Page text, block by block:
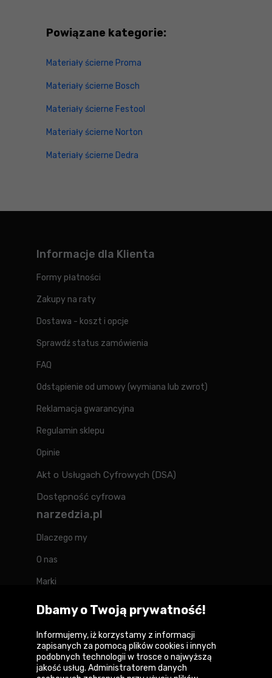
Powiązane kategorie:
Materiały ścierne Proma
Materiały ścierne Bosch
Materiały ścierne Festool
Materiały ścierne Norton
Materiały ścierne Dedra
Informacje dla Klienta
Formy płatności
Zakupy na raty
Dostawa - koszt i opcje
Sprawdź status zamówienia
FAQ
Odstąpienie od umowy (wymiana lub zwrot)
Reklamacja gwarancyjna
Regulamin sklepu
Opinie
Akt o Usługach Cyfrowych (DSA)
Dostępność cyfrowa
narzedzia.pl
Dlaczego my
O nas
Marki
Kontakt
Forum
Dbamy o Twoją prywatność!
Informujemy, iż korzystamy z informacji
zapisanych za pomocą plików cookies i innych
podobnych technologii w trosce o najwyższą
jakość usług. Administratorem danych